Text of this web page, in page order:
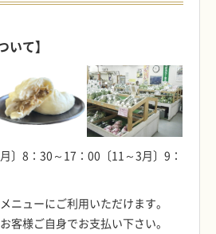
いて】
〕8：30～17：00〔11～3月〕9：
ニューにご利用いただけます。
客様ご自身でお支払い下さい。